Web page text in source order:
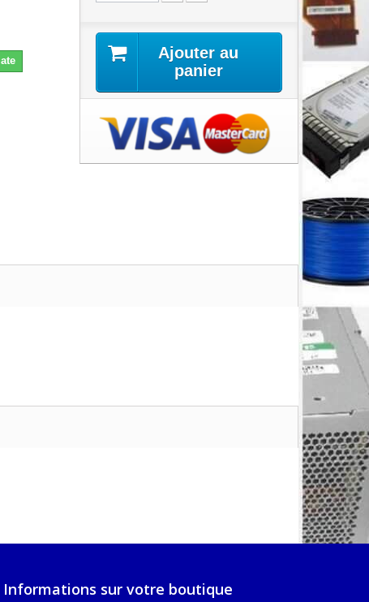
Ajouter au
panier
Informations sur votre boutique